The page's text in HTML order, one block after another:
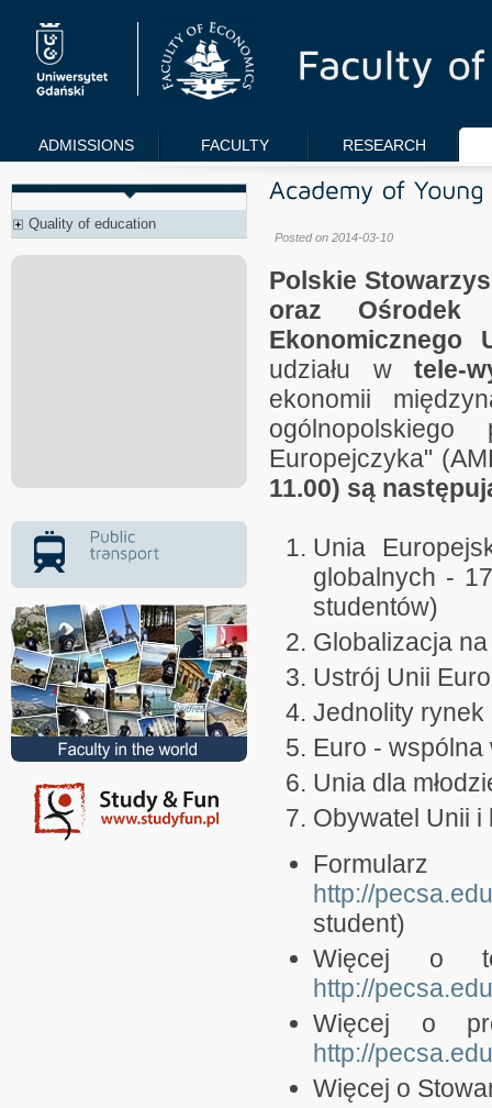
ADMISSIONS FACULTY RESEARCH
Quality of education
Posted on 2014-03-10
Polskie
oraz Ośrodek
Ekonomicznego
udziału wtele-
ekonomii
ogólnopolskiego
Europejczyka"
11.00) są
Unia
globalnych -
studentów)
Globalizacja
Ustrój Unii
Jednolity rynek
Euro -
Unia dla
Obywatel Unii
http://
student)
Więcej o
http://
Więcej o
http://
Więcej o